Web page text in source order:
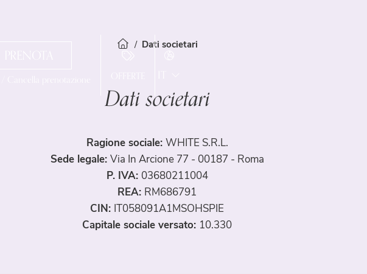
Servizi
Camere
Standard
Superior
Junior Suite
Spa & Fitness
Travelroma Hotels
EN
ES
Dati societari
Dati societari
Ragione sociale: WHITE S.R.L.
Sede legale: Via In Arcione 77 - 00187 - Roma
P. IVA: 03680211004
REA: RM686791
CIN: IT058091A1MSOHSPIE
Capitale sociale versato: 10.330